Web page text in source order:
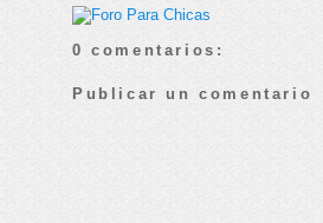
0 comentarios:
Publicar un comentario